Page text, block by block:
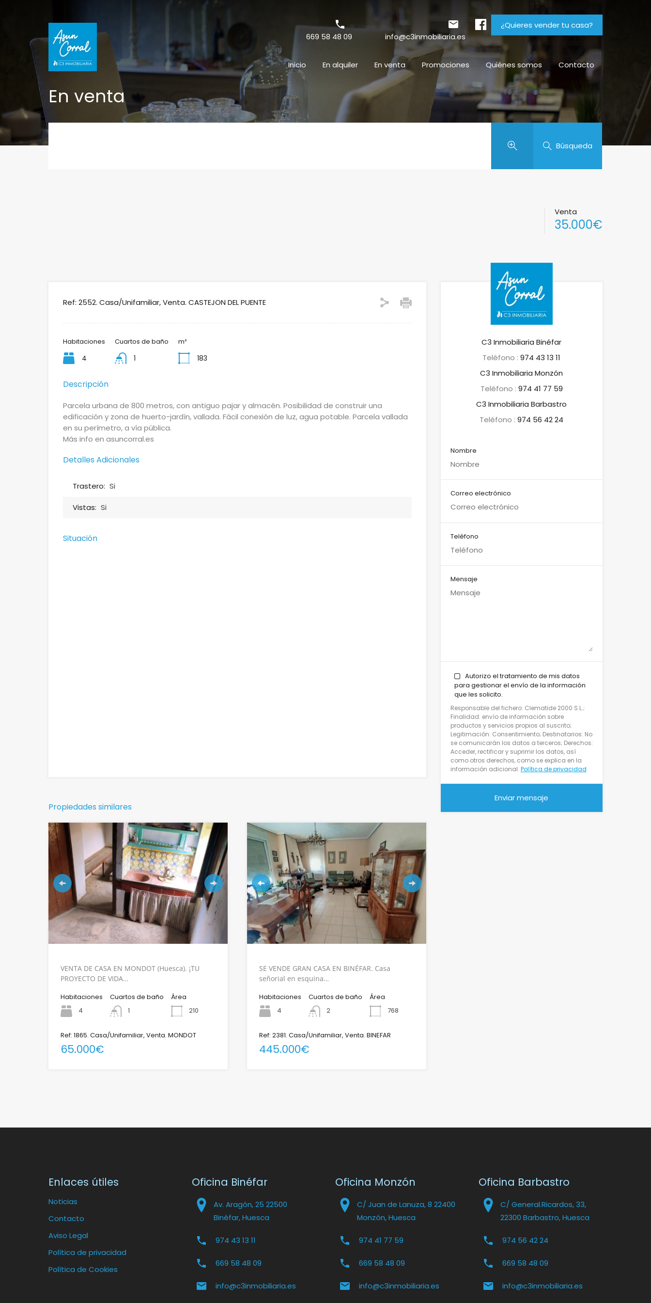
669 58 48 09 info@c3inmobiliaria.es
¿Quieres vender tu casa?
Inicio En alquiler En venta Promociones Quiénes somos Contacto
En venta
Búsqueda
Venta
35.000€
Ref: 2552. Casa/Unifamiliar, Venta. CASTEJON DEL PUENTE
Habitaciones
4
Cuartos de baño
1
m²
183
Descripción
Parcela urbana de 800 metros, con antiguo pajar y almacén. Posibilidad de construir una
edificación y zona de huerto-jardín, vallada. Fácil conexión de luz, agua potable. Parcela vallada
en su perímetro, a vía pública.
Más info en asuncorral.es
Detalles Adicionales
Trastero: Si
Vistas: Si
Situación
Propiedades similares
VENTA DE CASA EN MONDOT (Huesca). ¡TU
PROYECTO DE VIDA…
Habitaciones
4
Cuartos de baño
1
Área
210
Ref: 1865. Casa/Unifamiliar, Venta. MONDOT
65.000€
SE VENDE GRAN CASA EN BINÉFAR. Casa
señorial en esquina…
Habitaciones
4
Cuartos de baño
2
Área
768
Ref: 2381. Casa/Unifamiliar, Venta. BINEFAR
445.000€
C3 Inmobiliaria Binéfar
Teléfono :974 43 13 11
C3 Inmobiliaria Monzón
Teléfono : 974 41 77 59
C3 Inmobiliaria Barbastro
Teléfono :974 56 42 24
Nombre
Correo electrónico
Teléfono
Mensaje
Autorizo el tratamiento de mis datos
para gestionar el envío de la información
que les solicito.
Responsable del fichero: Clematide 2000 S.L.;
Finalidad: envío de información sobre
productos y servicios propios al suscrito;
Legitimación: Consentimiento; Destinatarios: No
se comunicarán los datos a terceros; Derechos:
Acceder, rectificar y suprimir los datos, así
como otros derechos, como se explica en la
información adicional. Política de privacidad
Enlaces útiles
Noticias
Contacto
Aviso Legal
Política de privacidad
Política de Cookies
Oficina Binéfar
Av. Aragón, 25 22500
Binéfar, Huesca
974 43 13 11
669 58 48 09
info@c3inmobiliaria.es
Oficina Monzón
C/ Juan de Lanuza, 8 22400
Monzón, Huesca
974 41 77 59
669 58 48 09
info@c3inmobiliaria.es
Oficina Barbastro
C/ General.Ricardos, 33,
22300 Barbastro, Huesca
974 56 42 24
669 58 48 09
info@c3inmobiliaria.es